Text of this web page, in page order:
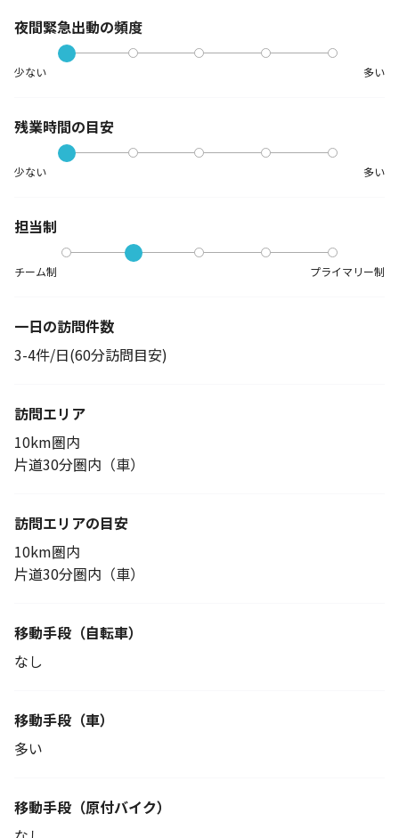
夜間緊急出動の頻度
少ない 多い
残業時間の目安
少ない 多い
担当制
チーム制 プライマリー制
一日の訪問件数
3-4件/日(60分訪問目安)
訪問エリア
10km圏内
片道30分圏内（車）
訪問エリアの目安
10km圏内
片道30分圏内（車）
移動手段 （自転車）
なし
移動手段（車）
多い
移動手段 （原付バイク）